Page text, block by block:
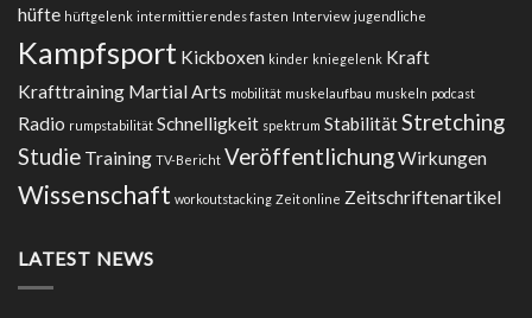
hüfte hüftgelenk intermittierendes fasten Interview jugendliche
Kampfsport Kickboxen kinder kniegelenk Kraft
Krafttraining Martial Arts mobilität muskelaufbau muskeln podcast
Radio rumpstabilität Schnelligkeit spektrum StabilitätStretching
Studie Training TV-Bericht VeröffentlichungWirkungen
Wissenschaft workoutstacking Zeit online Zeitschriftenartikel
LATEST NEWS